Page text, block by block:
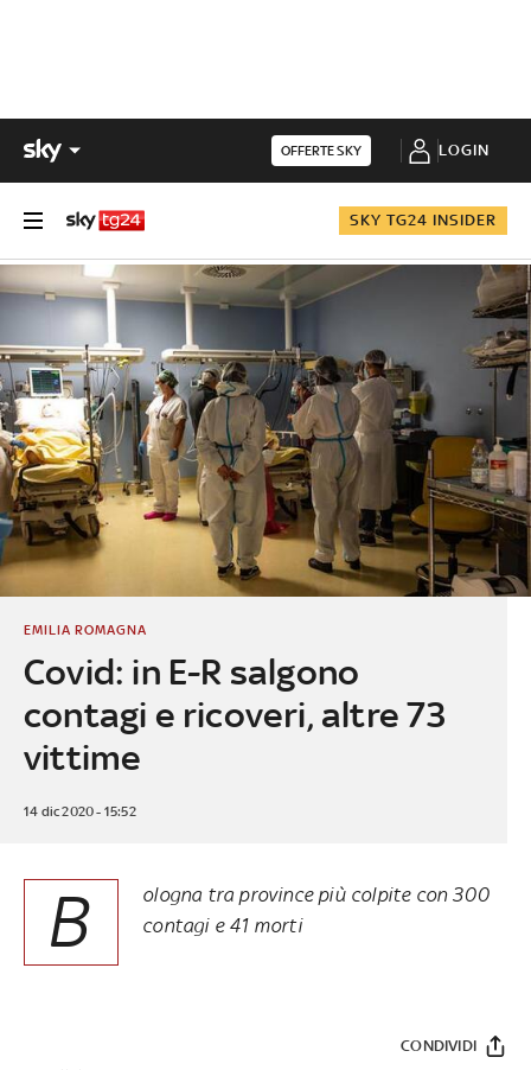
OFFERTE SKY LOGIN
SKY TG24 INSIDER
Covid: in E-R salgono
contagi e ricoveri, altre 73
vittime
EMILIA ROMAGNA
14 dic 2020 - 15:52
B
ologna tra province più colpite con 300
contagi e 41 morti
CONDIVIDI